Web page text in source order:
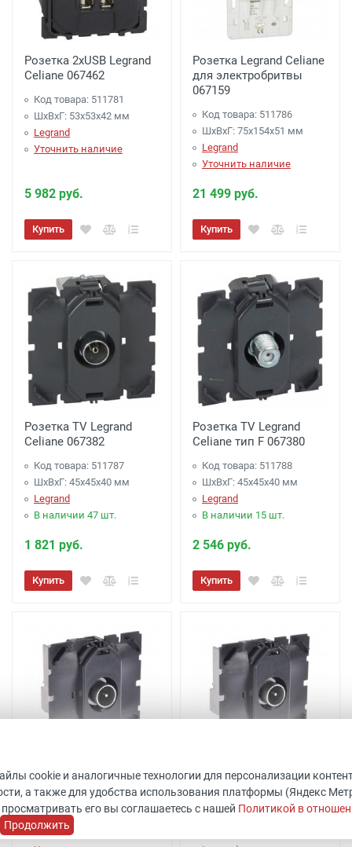
Розетка 2хUSB Legrand
Celiane 067462
Код товара: 511781
ШхВхГ: 53x53x42 мм
Legrand
Уточнить наличие
5 982 руб.
Купить
Розетка Legrand Celiane
для электробритвы
067159
Код товара: 511786
ШхВхГ: 75x154x51 мм
Legrand
Уточнить наличие
21 499 руб.
Купить
Розетка TV Legrand
Celiane 067382
Код товара: 511787
ШхВхГ: 45x45x40 мм
Legrand
В наличии 47 шт.
1 821 руб.
Купить
Розетка TV Legrand
Celiane тип F 067380
Код товара: 511788
ШхВхГ: 45x45x40 мм
Legrand
В наличии 15 шт.
2 546 руб.
Купить
Розетка TV оконечная
Celiane 067387
Код товара: 511796
Legrand
Розетка TV проходная
Legrand Celiane 067386
cookie и аналогичные технологии для персонализации
а также для удобства использования платформы (Яндекс
его вы соглашаетесь с нашей Политикой в
Продолжить